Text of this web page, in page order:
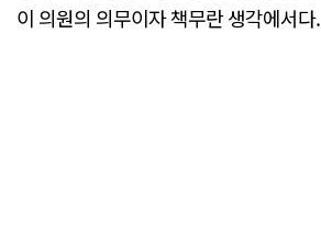
이 의원의 의무이자 책무란 생각에서다.